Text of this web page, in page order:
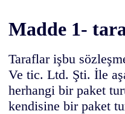
Madde 1-
Taraflar işbu
Ve tic. Ltd. Şti. İle
herhangi bir paket
kendisine bir paket